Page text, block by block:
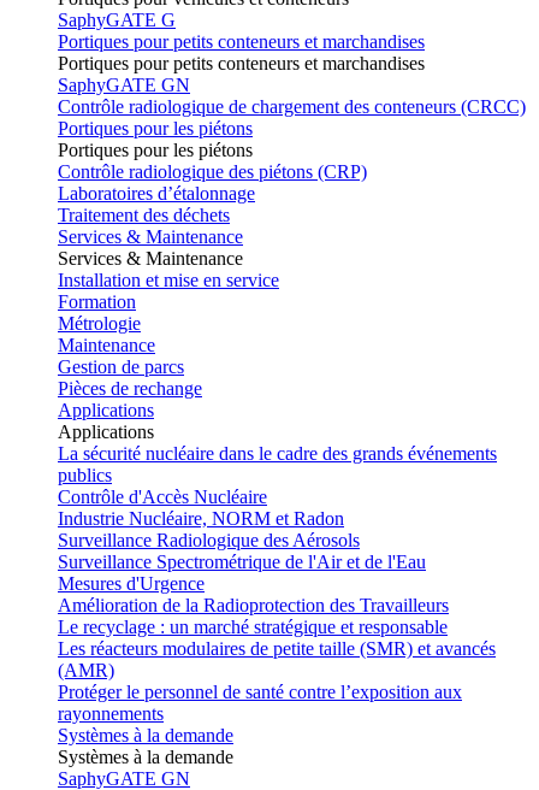
SaphyGATE G
Portiques pour petits conteneurs et marchandises
Portiques pour petits conteneurs et marchandises
SaphyGATE GN
Contrôle radiologique de chargement des conteneurs (CRCC)
Portiques pour les piétons
Portiques pour les piétons
Contrôle radiologique des piétons (CRP)
Laboratoires d’étalonnage
Traitement des déchets
Services & Maintenance
Services & Maintenance
Installation et mise en service
Formation
Métrologie
Maintenance
Gestion de parcs
Pièces de rechange
Applications
Applications
La sécurité nucléaire dans le cadre des grands événements
publics
Contrôle d'Accès Nucléaire
Industrie Nucléaire, NORM et Radon
Surveillance Radiologique des Aérosols
Surveillance Spectrométrique de l'Air et de l'Eau
Mesures d'Urgence
Amélioration de la Radioprotection des Travailleurs
Le recyclage : un marché stratégique et responsable
Les réacteurs modulaires de petite taille (SMR) et avancés
(AMR)
Protéger le personnel de santé contre l’exposition aux
rayonnements
Systèmes à la demande
Systèmes à la demande
SaphyGATE GN